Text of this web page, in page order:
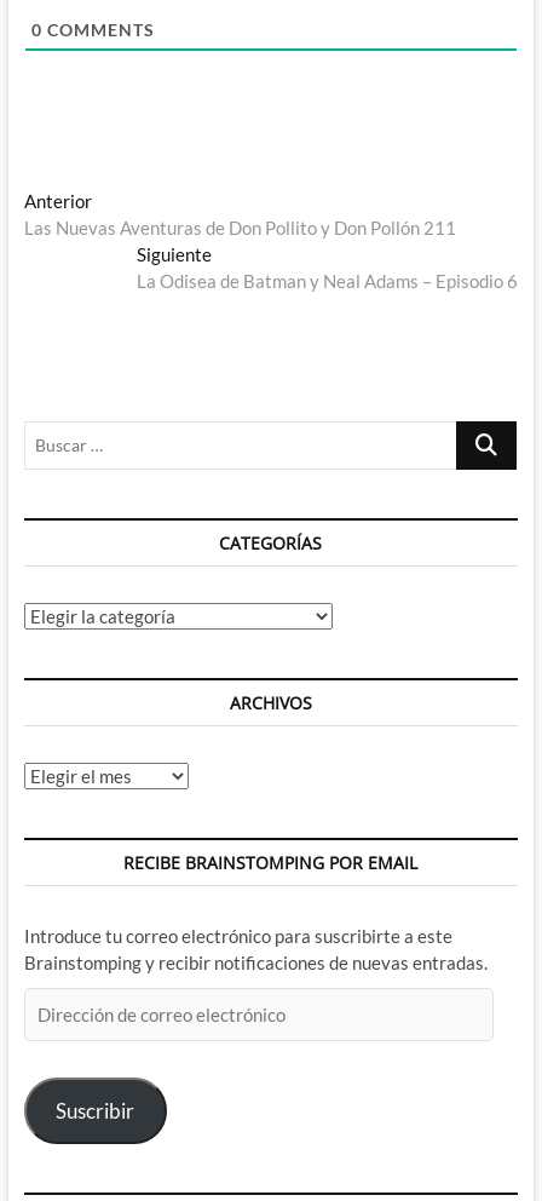
0 COMMENTS
Navegación
de
entradas
AnteriorEntrada
anterior:
Las Nuevas Aventuras de Don Pollito y Don Pollón 211
SiguienteEntrada
siguiente:
La Odisea de Batman y Neal Adams – Episodio 6
Buscar
CATEGORÍAS
Categorías
ARCHIVOS
Archivos
RECIBE BRAINSTOMPING POR EMAIL
Introduce tu correo electrónico para suscribirte a este
Brainstomping y recibir notificaciones de nuevas entradas.
de
electrónico
Suscribir